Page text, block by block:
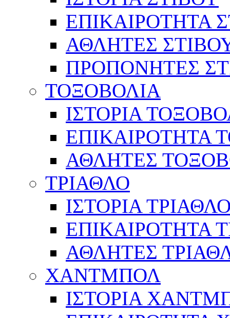
ΕΠΙΚΑΙΡΟΤΗΤΑ
ΑΘΛΗΤΕΣ
ΠΡΟΠΟΝΗΤΕΣ
ΤΟΞΟΒΟΛΙΑ
ΙΣΤΟΡΙΑ
ΕΠΙΚΑΙΡΟΤΗΤΑ
ΑΘΛΗΤΕΣ
ΤΡΙΑΘΛΟ
ΙΣΤΟΡΙΑ
ΕΠΙΚΑΙΡΟΤΗΤΑ
ΑΘΛΗΤΕΣ
ΧΑΝΤΜΠΟΛ
ΙΣΤΟΡΙΑ